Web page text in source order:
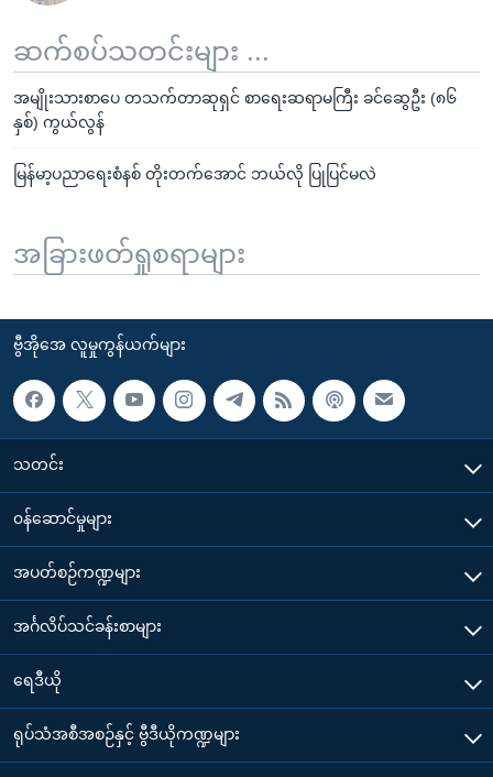
ဆက်စပ်သတင်းများ ...
အမျိုးသားစာပေ တသက်တာဆုရှင် စာရေးဆရာမကြီး ခင်ဆွေဦး (၈၆
နှစ်) ကွယ်လွန်
မြန်မာ့ပညာရေးစံနစ် တိုးတက်အောင် ဘယ်လို ပြုပြင်မလဲ
အခြားဖတ်ရှုစရာများ
ဗွီအိုအေ လူမှုကွန်ယက်များ
သတင်း
၀န်ဆောင်မှုများ
အပတ်စဉ်ကဏ္ဍများ
အင်္ဂလိပ်သင်ခန်းစာများ
ရေဒီယို
ရုပ်သံအစီအစဉ်နှင့် ဗွီဒီယိုကဏ္ဍများ